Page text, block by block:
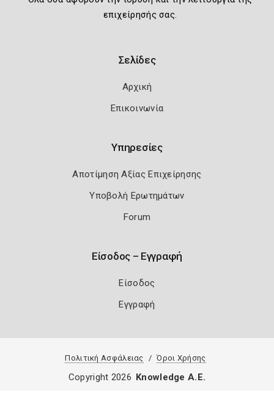
επιχείρησής σας.
Σελίδες
Αρχική
Επικοινωνία
Υπηρεσίες
Αποτίμηση Αξίας Επιχείρησης
Υποβολή Ερωτημάτων
Forum
Είσοδος – Εγγραφή
Είσοδος
Εγγραφή
Πολιτική Ασφάλειας Όροι Χρήσης
Copyright 2026 Knowledge A.E.